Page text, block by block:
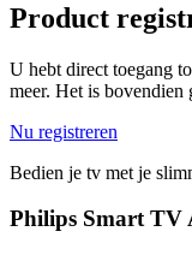
Product
U hebt direct toegang
meer. Het is bovendien
Nu registreren
Bedien je tv met je
Philips Smart TV